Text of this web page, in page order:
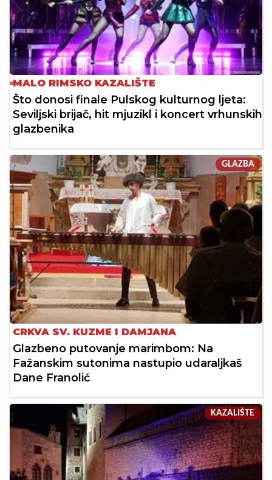
MALO RIMSKO KAZALIŠTE
Što donosi finale Pulskog kulturnog ljeta:
Seviljski brijač, hit mjuzikl i koncert vrhunskih
glazbenika
GLAZBA
CRKVA SV. KUZME I DAMJANA
Glazbeno putovanje marimbom: Na
Fažanskim sutonima nastupio udaraljkaš
Dane Franolić
KAZALIŠTE